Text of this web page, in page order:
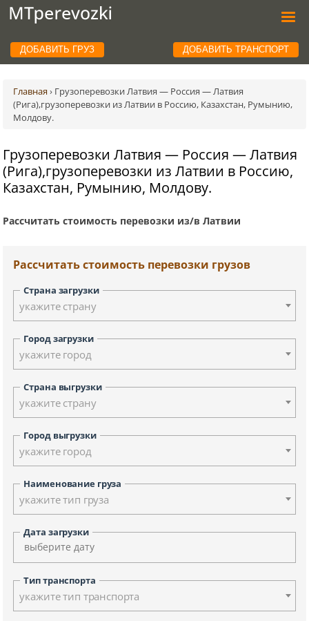
ДОБАВИТЬ ГРУЗ ДОБАВИТЬ ТРАНСПОРТ
Главная › Грузоперевозки Латвия — Россия — Латвия
(Рига),грузоперевозки из Латвии в Россию, Казахстан, Румынию,
Молдову.
Грузоперевозки Латвия — Россия — Латвия
(Рига),грузоперевозки из Латвии в Россию,
Казахстан, Румынию, Молдову.
Рассчитать стоимость перевозки из/в Латвии
Рассчитать стоимость перевозки грузов
Страна загрузки
укажите страну
Город загрузки
укажите город
Страна выгрузки
укажите страну
Город выгрузки
укажите город
Наименование груза
укажите тип груза
Дата загрузки
Тип транспорта
укажите тип транспорта